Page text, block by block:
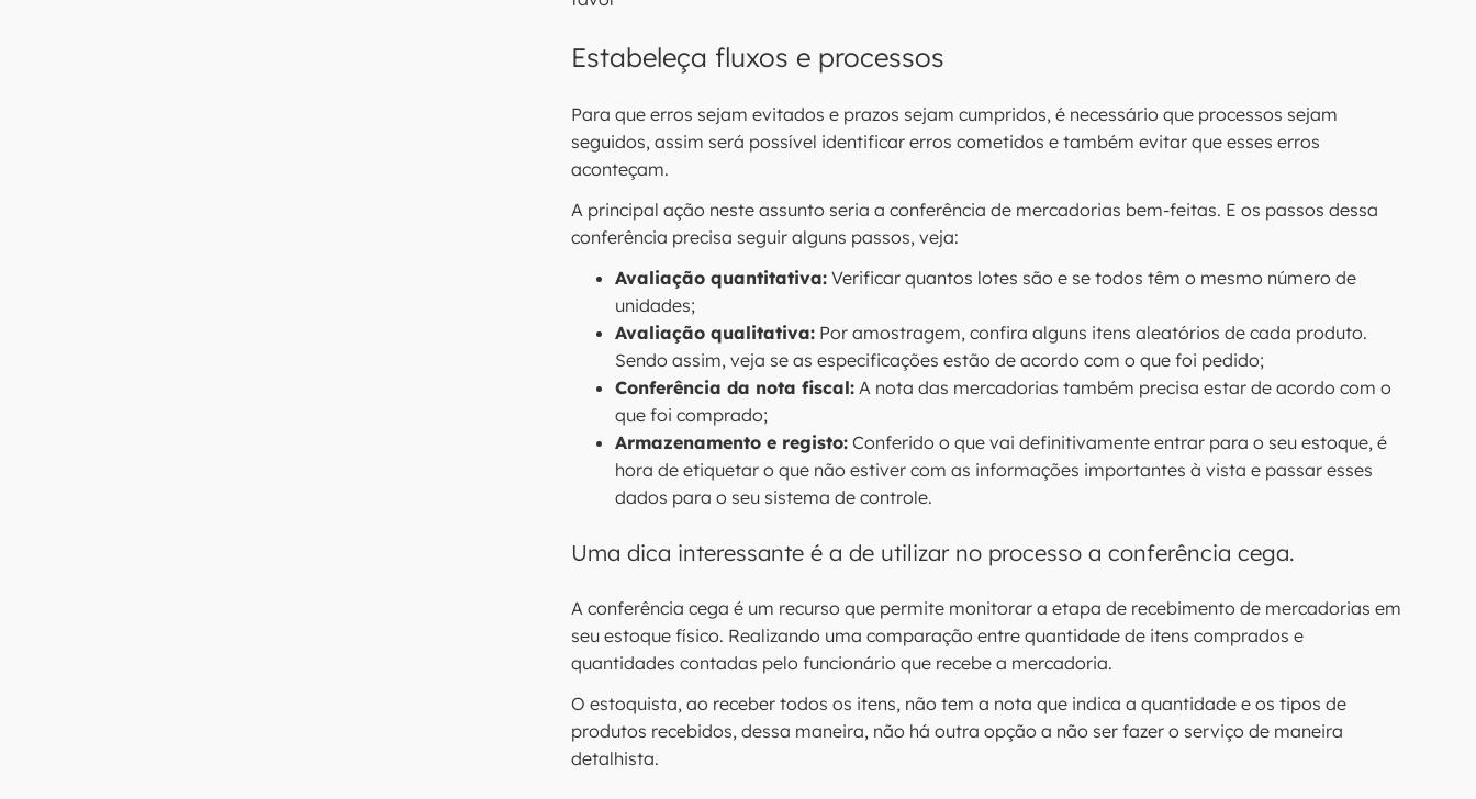
Estabeleça fluxos e processos
Para que erros sejam evitados e prazos sejam cumpridos, é necessário que processos sejam
seguidos, assim será possível identificar erros cometidos e também evitar que esses erros
aconteçam.
A principal ação neste assunto seria a conferência de mercadorias bem-feitas. E os passos dessa
conferência precisa seguir alguns passos, veja:
Avaliação quantitativa:Verificar quantos lotes são e se todos têm o mesmo número de
unidades;
Avaliação qualitativa:Por amostragem, confira alguns itens aleatórios de cada produto.
Sendo assim, veja se as especificações estão de acordo com o que foi pedido;
Conferência da nota fiscal:A nota das mercadorias também precisa estar de acordo com o
que foi comprado;
Armazenamento e registo:Conferido o que vai definitivamente entrar para o seu estoque, é
hora de etiquetar o que não estiver com as informações importantes à vista e passar esses
dados para o seu sistema de controle.
Uma dica interessante é a de utilizar no processo a conferência cega.
A conferência cega é um recurso que permite monitorar a etapa de recebimento de mercadorias em
seu estoque físico. Realizando uma comparação entre quantidade de itens comprados e
quantidades contadas pelo funcionário que recebe a mercadoria.
O estoquista, ao receber todos os itens, não tem a nota que indica a quantidade e os tipos de
produtos recebidos, dessa maneira, não há outra opção a não ser fazer o serviço de maneira
detalhista.